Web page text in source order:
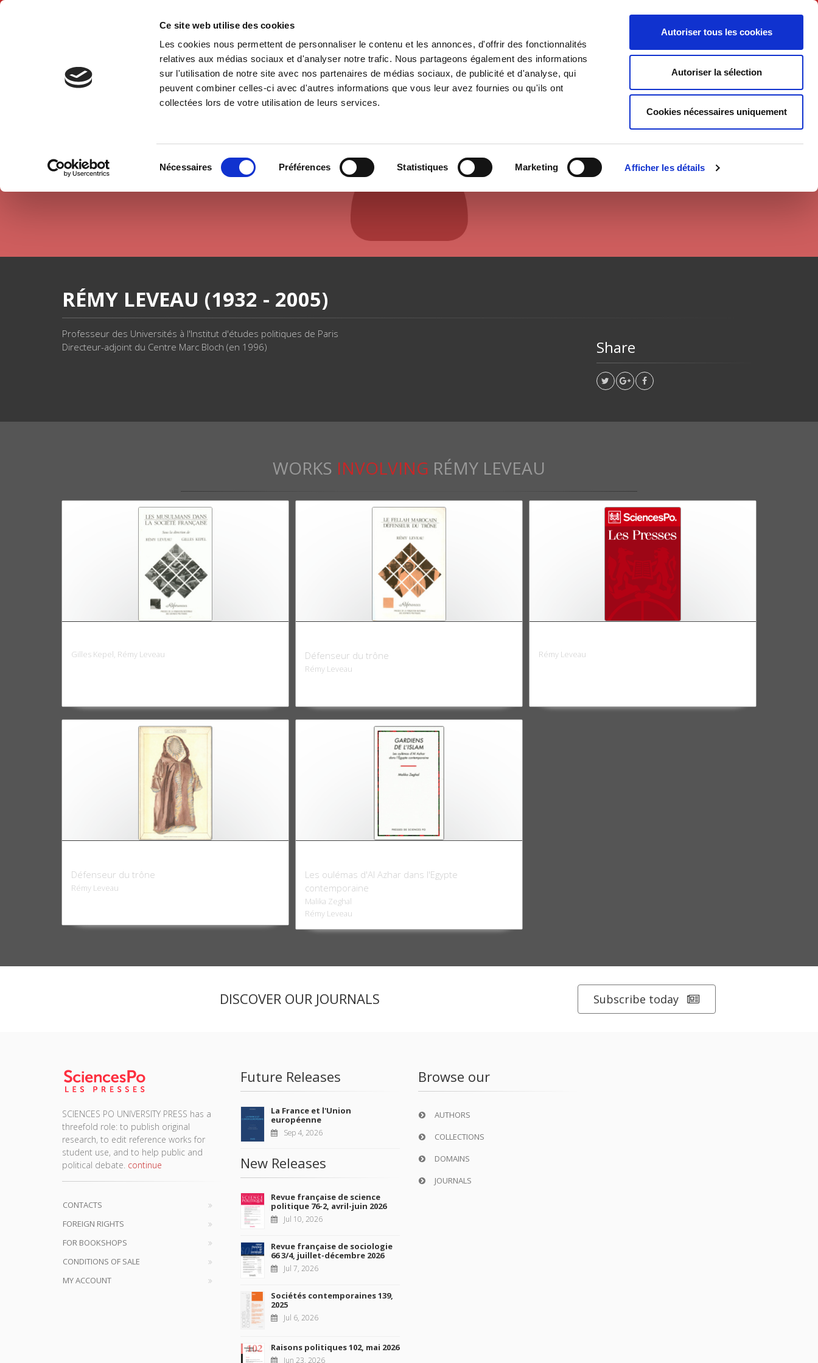
Ce site web utilise des cookies
Les cookies nous permettent de personnaliser le contenu et les annonces, d'offrir des fonctionnalités
relatives aux médias sociaux et d'analyser notre trafic. Nous partageons également des informations
sur l'utilisation de notre site avec nos partenaires de médias sociaux, de publicité et d'analyse, qui
peuvent combiner celles-ci avec d'autres informations que vous leur avez fournies ou qu'ils ont
collectées lors de votre utilisation de leurs services.
Nécessaires Préférences Statistiques Marketing Afficher les détails
Autoriser tous les cookies
Autoriser la sélection
Cookies nécessaires uniquement
English
Home Environment History International Politics
Home Rémy Leveau (1932 - 2005)
AUTHORS & CONTRIBUTORS
RÉMY LEVEAU (1932 - 2005)
Professeur des Universités à l'Institut d'études politiques de Paris
Directeur-adjoint du Centre Marc Bloch (en 1996)
Share
WORKS INVOLVING RÉMY LEVEAU
Gilles Kepel, Rémy Leveau Défenseur du trône
Rémy Leveau
Rémy Leveau
Défenseur du trône
Rémy Leveau
Les oulémas d'Al Azhar dans l'Egypte
contemporaine
Malika Zeghal
Rémy Leveau
DISCOVER OUR JOURNALS Subscribe today
SCIENCES PO UNIVERSITY PRESS has a
threefold role: to publish original
research, to edit reference works for
student use, and to help public and
political debate. continue
CONTACTS
FOREIGN RIGHTS
FOR BOOKSHOPS
CONDITIONS OF SALE
MY ACCOUNT
Future Releases
La France et l'Union
européenne
Sep 4, 2026
New Releases
Revue française de science
politique 76-2, avril-juin 2026
Jul 10, 2026
Revue française de sociologie
66 3/4, juillet-décembre 2026
Jul 7, 2026
Sociétés contemporaines 139,
2025
Jul 6, 2026
Raisons politiques 102, mai 2026
Jun 23, 2026
Browse our
AUTHORS
COLLECTIONS
DOMAINS
JOURNALS